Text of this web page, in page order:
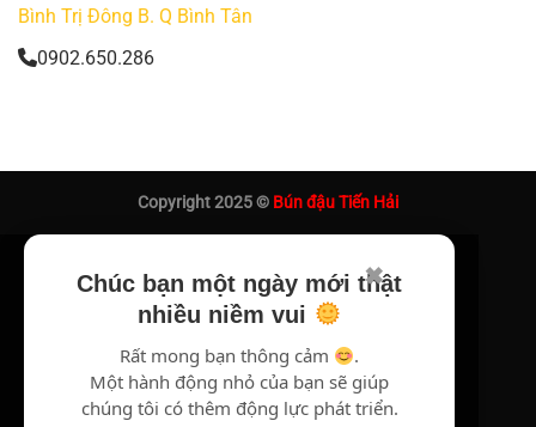
Bình Trị Đông B. Q Bình Tân
0902.650.286
Copyright 2025 © Bún đậu Tiến Hải
✖
Chúc bạn một ngày mới thật
nhiều niềm vui
Rất mong bạn thông cảm
.
Một hành động nhỏ của bạn sẽ giúp
chúng tôi có thêm động lực phát triển.